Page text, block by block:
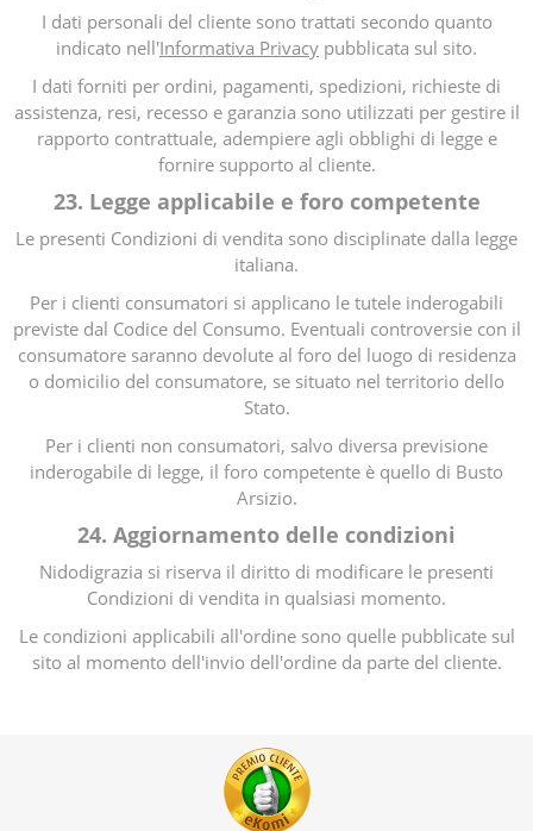
I dati personali del cliente sono trattati secondo quanto
indicato nell'Informativa Privacy pubblicata sul sito.
I dati forniti per ordini, pagamenti, spedizioni, richieste di
assistenza, resi, recesso e garanzia sono utilizzati per gestire il
rapporto contrattuale, adempiere agli obblighi di legge e
fornire supporto al cliente.
23. Legge applicabile e foro competente
Le presenti Condizioni di vendita sono disciplinate dalla legge
italiana.
Per i clienti consumatori si applicano le tutele inderogabili
previste dal Codice del Consumo. Eventuali controversie con il
consumatore saranno devolute al foro del luogo di residenza
o domicilio del consumatore, se situato nel territorio dello
Stato.
Per i clienti non consumatori, salvo diversa previsione
inderogabile di legge, il foro competente è quello di Busto
Arsizio.
24. Aggiornamento delle condizioni
Nidodigrazia si riserva il diritto di modificare le presenti
Condizioni di vendita in qualsiasi momento.
Le condizioni applicabili all'ordine sono quelle pubblicate sul
sito al momento dell'invio dell'ordine da parte del cliente.